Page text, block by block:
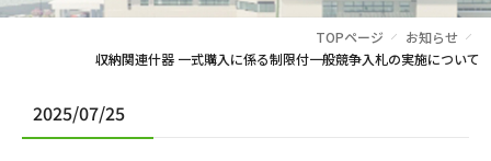
TOPページ
お知らせ
収納関連什器 一式購入に係る制限付一般競争入札の実施について
2025/07/25